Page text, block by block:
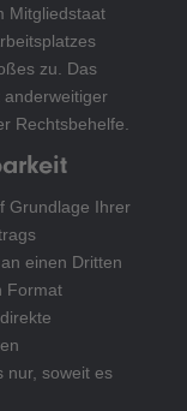
Mitgliedstaat
zu. Das
Rechtsbehelfe.
Grundlage Ihrer
einen Dritten
Format
nur, soweit es